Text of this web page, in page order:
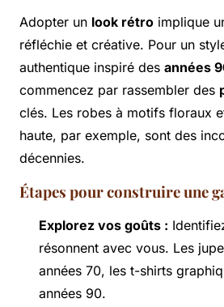
Adopter un look rétro implique
réfléchie et créative. Pour un
authentique inspiré des années
commencez par rassembler des
clés. Les robes à motifs floraux
haute, par exemple, sont des
décennies.
Étapes pour construire une
Explorez vos goûts :
résonnent avec vous. Les
années 70, les t-shirts
années 90.